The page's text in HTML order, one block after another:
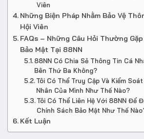
Viên
Những Biện Pháp Nhằm Bảo Vệ
Hội Viên
FAQs – Những Câu Hỏi Thường
Bảo Mật Tại 88NN
88NN Có Chia Sẻ Thông Tin Cá
Bên Thứ Ba Không?
Tôi Có Thể Truy Cập Và Kiểm
Nhân Của Mình Như Thế Nào?
Tôi Có Thể Liên Hệ Với 88NN Để
Chính Sách Bảo Mật Như Thế
Kết Luận